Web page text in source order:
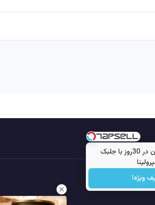
7کیلو کاهش وزن در 30روز با جلبک
ویژه!